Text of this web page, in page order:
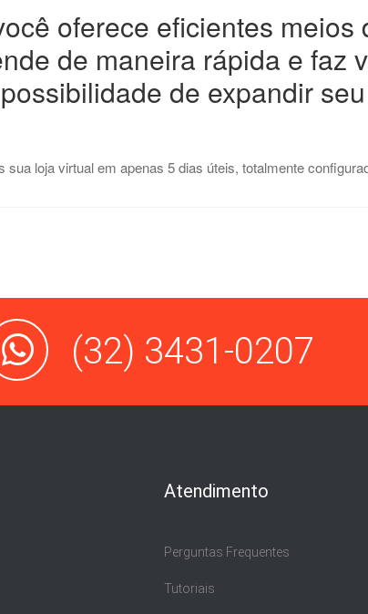
oferece eficientes meios
de maneira rápida e faz
de expandir
loja virtual em apenas 5 dias úteis, totalmente
(32) 3431-0207
Atendimento
Perguntas Frequentes
Tutoriais